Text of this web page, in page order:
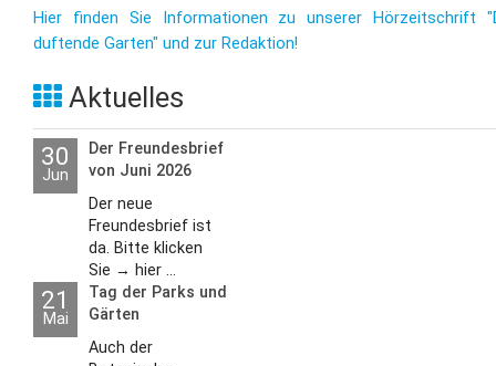
Hier finden Sie Informationen zu unserer Hörzeitschrift
duftende Garten" und zur Redaktion!
Aktuelles
30
Jun
Der Freundesbrief
von Juni 2026
Der neue
Freundesbrief ist
da. Bitte klicken
Sie → hier ...
21
Mai
Tag der Parks und
Gärten
Auch der